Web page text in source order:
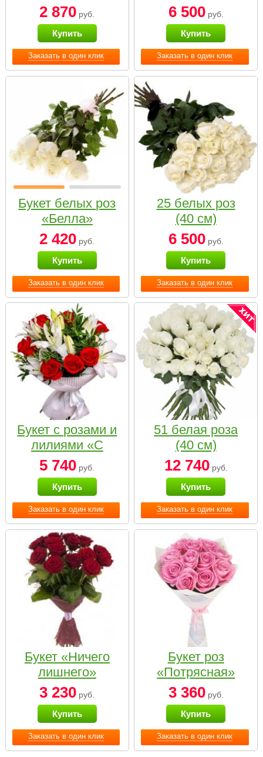
Заказать в один клик
2 870 руб.
Купить
Заказать в один клик
6 500руб.
Купить
Заказать в один клик
Букет белых роз
«Белла»
2 420 руб.
Купить
Заказать в один клик
25 белых роз
(40 см)
6 500руб.
Купить
Заказать в один клик
Букет с розами и
лилиями «С
наилучшими
пожеланиями»
5 740 руб.
Купить
Заказать в один клик
51 белая роза
(40 см)
12 740руб.
Купить
Заказать в один клик
Букет «Ничего
лишнего»
3 230 руб.
Купить
Заказать в один клик
Букет роз
«Потрясная»
3 360руб.
Купить